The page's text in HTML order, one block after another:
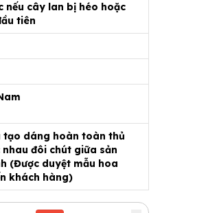
nếu cây lan bị héo hoặc
tiên
tạo dáng hoàn toàn thủ
đôi chút giữa sản
(Được duyệt mẫu hoa
khách hàng)